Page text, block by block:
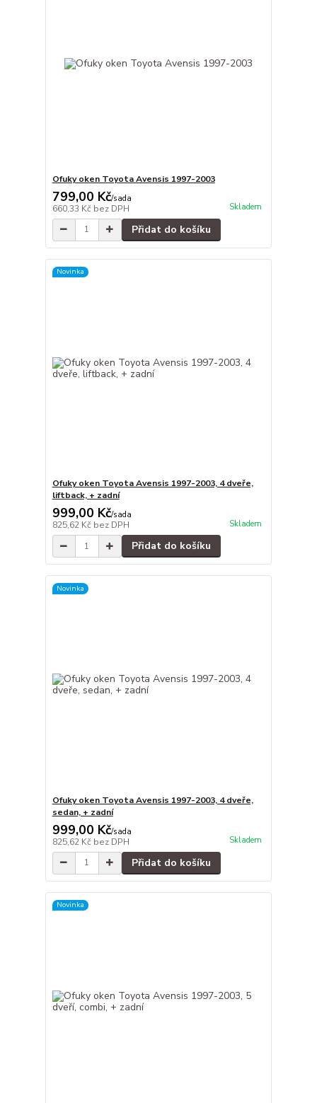
Ofuky oken Toyota Avensis 1997-2003
799,00 Kč/sada
660,33 Kč bez DPH Skladem
Přidat do košíku
Novinka
Ofuky oken Toyota Avensis 1997-2003, 4 dveře,
liftback, + zadní
999,00 Kč/sada
825,62 Kč bez DPH Skladem
Přidat do košíku
Novinka
Ofuky oken Toyota Avensis 1997-2003, 4 dveře,
sedan, + zadní
999,00 Kč/sada
825,62 Kč bez DPH Skladem
Přidat do košíku
Novinka